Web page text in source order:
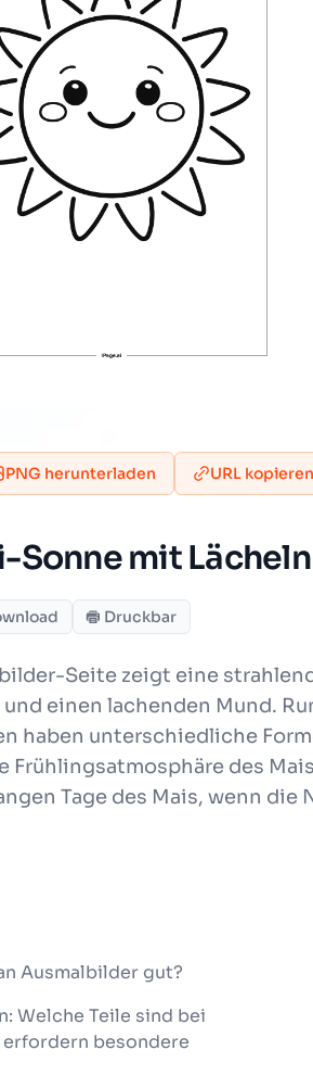
PNG herunterladen URL kopieren
Sonne mit
Druckbar
Seite zeigt eine
einen lachenden Mund.
haben unterschiedliche
Frühlingsatmosphäre des
Tage des Mais, wenn
Ausmalbilder gut?
Welche Teile sind bei
besondere